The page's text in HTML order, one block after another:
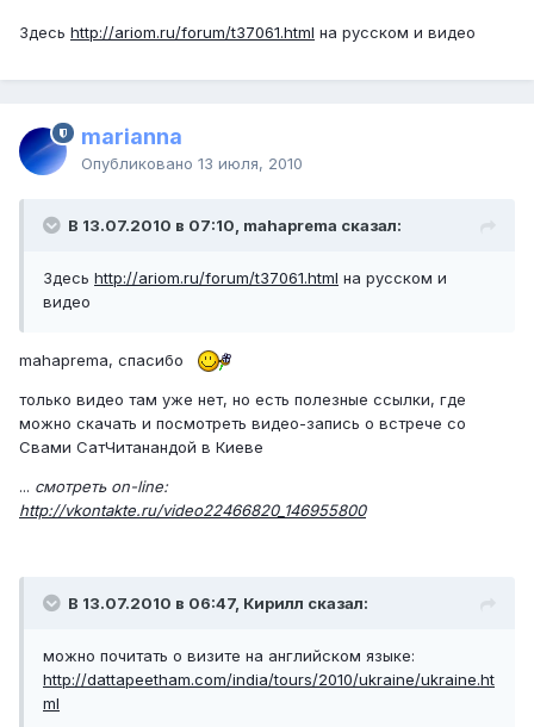
Здесь http://ariom.ru/forum/t37061.html на русском и видео
marianna
Опубликовано 13 июля, 2010
В 13.07.2010 в 07:10, mahaprema сказал:
Здесь http://ariom.ru/forum/t37061.html на русском и
видео
mahaprema, спасибо
только видео там уже нет, но есть полезные ссылки, где
можно скачать и посмотреть видео-запись о встрече со
Свами СатЧитанандой в Киеве
... смотреть on-line:
http://vkontakte.ru/video22466820_146955800
В 13.07.2010 в 06:47, Кирилл сказал:
можно почитать о визите на английском языке:
http://dattapeetham.com/india/tours/2010/ukraine/ukraine.ht
ml